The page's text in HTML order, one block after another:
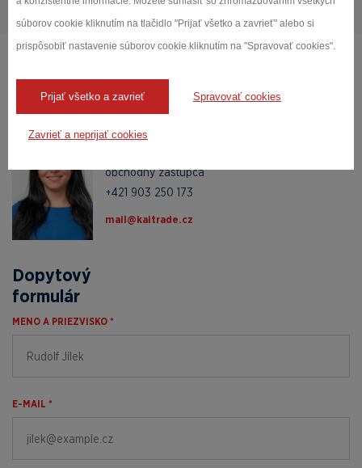
súborov cookie kliknutím na tlačidlo "Prijať všetko a zavrieť" alebo si
prispôsobiť nastavenie súborov cookie kliknutím na "Spravovať cookies".
Prijať všetko a zavrieť Spravovať cookies
Zavrieť a neprijať cookies
Obráťte sa na našich
odborníkov
Miroslava
obchodný zástupca
+421 903 250 173
zc.edartiak@liam
Dopytový
formulár
MENO A PRIEZVISKO *
E-MAIL *